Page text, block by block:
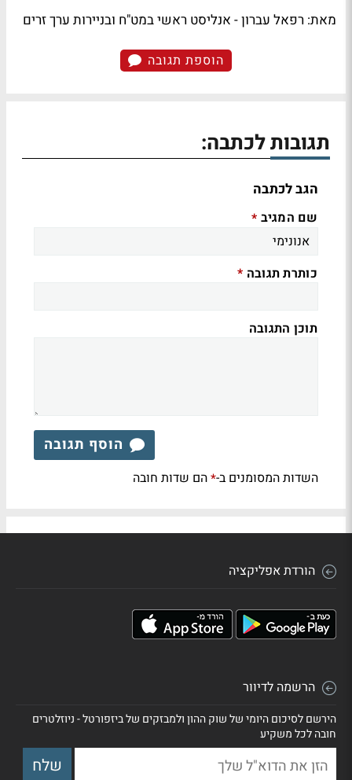
מאת: רפאל עברון - אנליסט ראשי במט"ח ובניירות ערך זרים
הוספת תגובה
תגובות לכתבה:
הגב לכתבה
שם המגיב *
כותרת תגובה *
תוכן התגובה
הוסף תגובה
השדות המסומנים ב-*הם שדות חובה
הורדת אפליקציה
הרשמה לדיוור
הירשם לסיכום היומי של שוק ההון ולמבזקים של ביזפורטל - ניוזלטרים
חובה לכל משקיע